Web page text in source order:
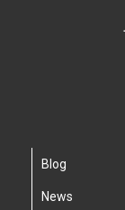
Blog
News